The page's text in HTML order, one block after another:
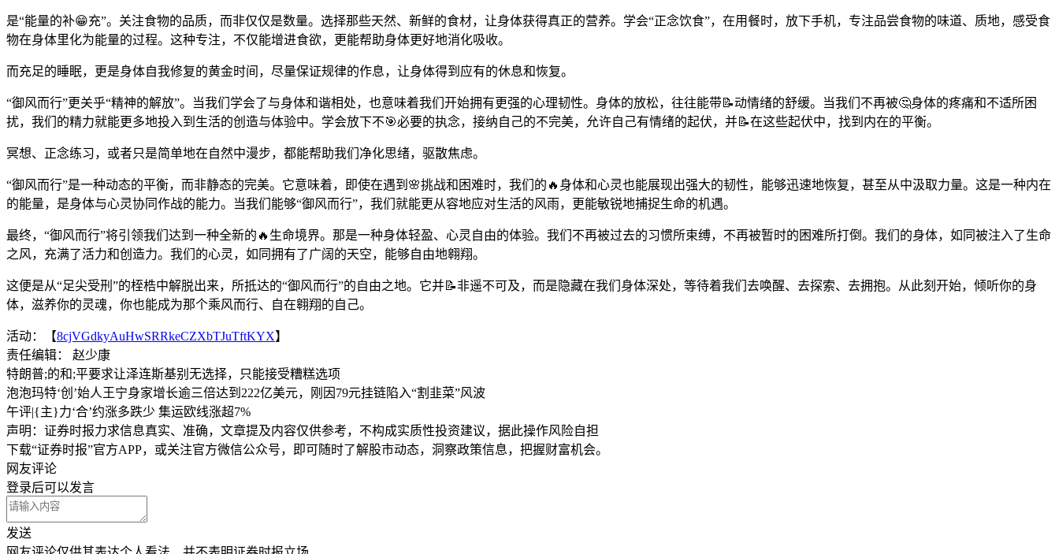
是“能量的补😁充”。关注食物的品质，而非仅仅是数量。选择那些天然、新鲜的食材，让身体获得真正的营养。学会“正念饮食”，在用餐时，放下手机，专注品尝食物的味道、质地，感受食
物在身体里化为能量的过程。这种专注，不仅能增进食欲，更能帮助身体更好地消化吸收。
而充足的睡眠，更是身体自我修复的黄金时间，尽量保证规律的作息，让身体得到应有的休息和恢复。
“御风而行”更关乎“精神的解放”。当我们学会了与身体和谐相处，也意味着我们开始拥有更强的心理韧性。身体的放松，往往能带📝动情绪的舒缓。当我们不再被🤔身体的疼痛和不适所困
扰，我们的精力就能更多地投入到生活的创造与体验中。学会放下不🎯必要的执念，接纳自己的不完美，允许自己有情绪的起伏，并📝在这些起伏中，找到内在的平衡。
冥想、正念练习，或者只是简单地在自然中漫步，都能帮助我们净化思绪，驱散焦虑。
“御风而行”是一种动态的平衡，而非静态的完美。它意味着，即使在遇到🌸挑战和困难时，我们的🔥身体和心灵也能展现出强大的韧性，能够迅速地恢复，甚至从中汲取力量。这是一种内在
的能量，是身体与心灵协同作战的能力。当我们能够“御风而行”，我们就能更从容地应对生活的风雨，更能敏锐地捕捉生命的机遇。
最终，“御风而行”将引领我们达到一种全新的🔥生命境界。那是一种身体轻盈、心灵自由的体验。我们不再被过去的习惯所束缚，不再被暂时的困难所打倒。我们的身体，如同被注入了生命
之风，充满了活力和创造力。我们的心灵，如同拥有了广阔的天空，能够自由地翱翔。
这便是从“足尖受刑”的桎梏中解脱出来，所抵达的“御风而行”的自由之地。它并📝非遥不可及，而是隐藏在我们身体深处，等待着我们去唤醒、去探索、去拥抱。从此刻开始，倾听你的身
体，滋养你的灵魂，你也能成为那个乘风而行、自在翱翔的自己。
活动：【8cjVGdkyAuHwSRRkeCZXbTJuTftKYX】
责任编辑： 赵少康
特朗普;的和;平要求让泽连斯基别无选择，只能接受糟糕选项
泡泡玛特‘创’始人王宁身家增长逾三倍达到222亿美元，刚因79元挂链陷入“割韭菜”风波
午评|{主}力‘合’约涨多跌少 集运欧线涨超7%
声明：证券时报力求信息真实、准确，文章提及内容仅供参考，不构成实质性投资建议，据此操作风险自担
下载“证券时报”官方APP，或关注官方微信公众号，即可随时了解股市动态，洞察政策信息，把握财富机会。
网友评论
登录后可以发言
发送